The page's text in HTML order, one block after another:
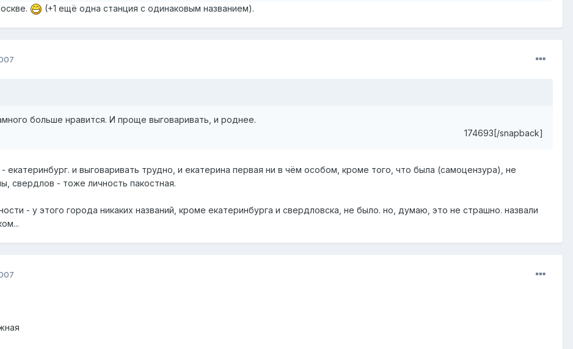
(+1 ещё одна станция с одинаковым названием).
больше нравится. И проще выговаривать, и роднее.
174693[/snapback]
екатеринбург. и выговаривать трудно, и екатерина первая ни в чём особом, кроме того, что была (самоцензура), не
свердлов - тоже личность пакостная.
- у этого города никаких названий, кроме екатеринбурга и свердловска, не было. но, думаю, это не страшно. назвали